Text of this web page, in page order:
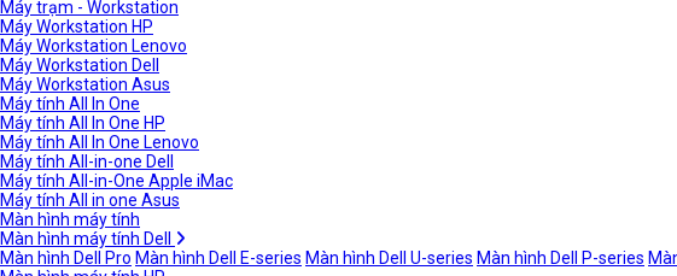
Máy trạm - Workstation
Máy Workstation HP
Máy Workstation Lenovo
Máy Workstation Dell
Máy Workstation Asus
Máy tính All In One
Máy tính All In One HP
Máy tính All In One Lenovo
Máy tính All-in-one Dell
Máy tính All-in-One Apple iMac
Máy tính All in one Asus
Màn hình máy tính
Màn hình máy tính Dell
Màn hình Dell Pro Màn hình Dell E-series Màn hình Dell U-series Màn hình Dell P-series